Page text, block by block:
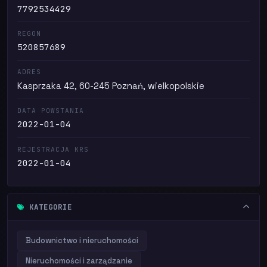
7792534429
REGON
520857689
ADRES
Kasprzaka 42, 60-245 Poznań, wielkopolskie
DATA POWSTANIA
2022-01-04
REJESTRACJA KRS
2022-01-04
KATEGORIE
Budownictwo i nieruchomości
Nieruchomości i zarządzanie